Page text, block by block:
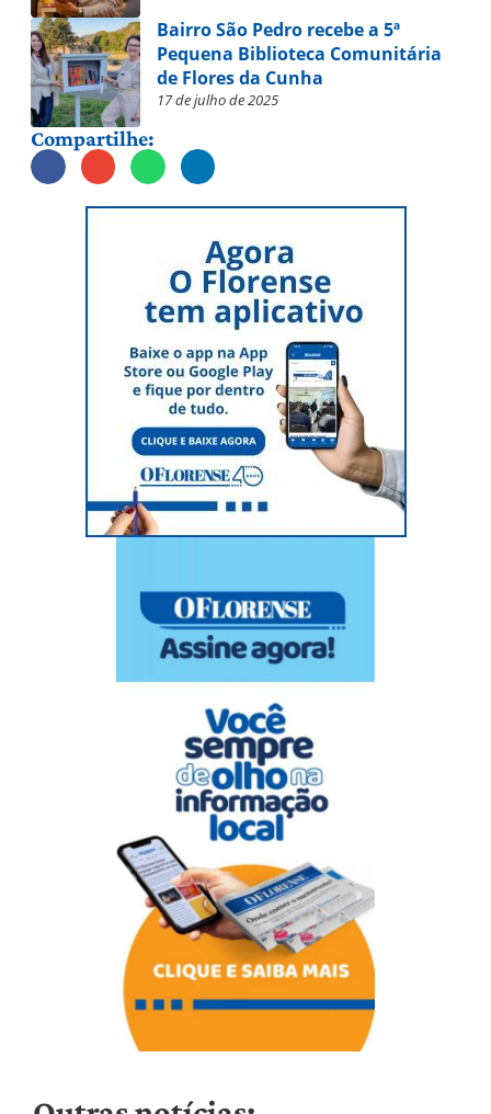
Bairro São Pedro recebe a 5ª
Pequena Biblioteca Comunitária
de Flores da Cunha
17 de julho de 2025
Compartilhe: